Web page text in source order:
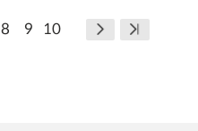
8 9 10